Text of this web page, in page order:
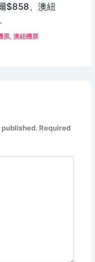
$858、澳紐
票,澳紐機票
published. Required